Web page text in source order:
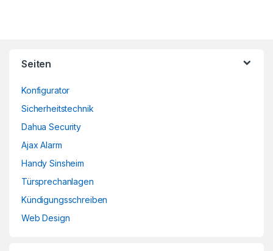
Seiten
Konfigurator
Sicherheitstechnik
Dahua Security
Ajax Alarm
Handy Sinsheim
Türsprechanlagen
Kündigungsschreiben
Web Design